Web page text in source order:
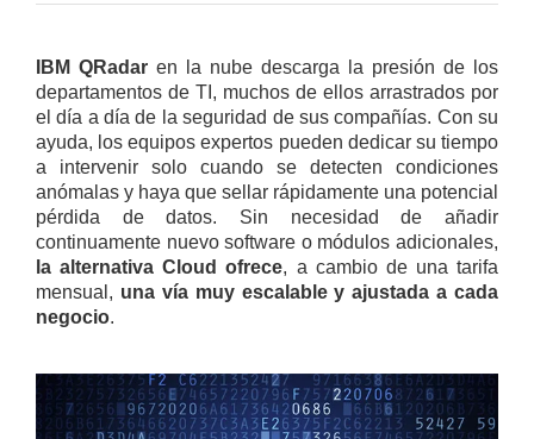
IBM QRadar en la nube descarga la presión de los
departamentos de TI, muchos de ellos arrastrados por
el día a día de la seguridad de sus compañías. Con su
ayuda, los equipos expertos pueden dedicar su tiempo
a intervenir solo cuando se detecten condiciones
anómalas y haya que sellar rápidamente una potencial
pérdida de datos. Sin necesidad de añadir
continuamente nuevo software o módulos adicionales,
la alternativa Cloud ofrece, a cambio de una tarifa
mensual, una vía muy escalable y ajustada a cada
negocio.